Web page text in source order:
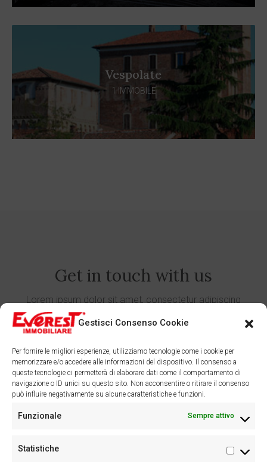
Gestisci Consenso Cookie
Per fornire le migliori esperienze, utilizziamo tecnologie come i cookie per
memorizzare e/o accedere alle informazioni del dispositivo. Il consenso a
queste tecnologie ci permetterà di elaborare dati come il comportamento di
navigazione o ID unici su questo sito. Non acconsentire o ritirare il consenso
può influire negativamente su alcune caratteristiche e funzioni.
Funzionale Sempre attivo
Statistiche
Vespolate
1 IMMOBILE
Get in touch with us
Lorem ipsum dolor sit amet, consectetur adipiscing